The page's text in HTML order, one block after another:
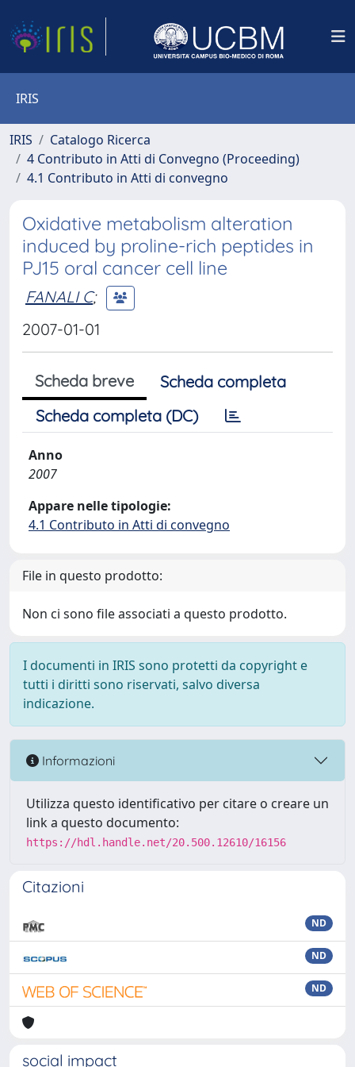
IRIS
IRIS
Catalogo Ricerca
4 Contributo in Atti di Convegno (Proceeding)
4.1 Contributo in Atti di convegno
Oxidative metabolism alteration
induced by proline-rich peptides in
PJ15 oral cancer cell line
FANALI C;
2007-01-01
Scheda breve
Scheda completa
Scheda completa (DC)
Anno
2007
Appare nelle tipologie:
4.1 Contributo in Atti di convegno
File in questo prodotto:
Non ci sono file associati a questo prodotto.
I documenti in IRIS sono protetti da copyright e
tutti i diritti sono riservati, salvo diversa
indicazione.
Informazioni
Utilizza questo identificativo per citare o creare un
link a questo documento:
https://hdl.handle.net/20.500.12610/16156
Citazioni
ND
ND
ND
social impact